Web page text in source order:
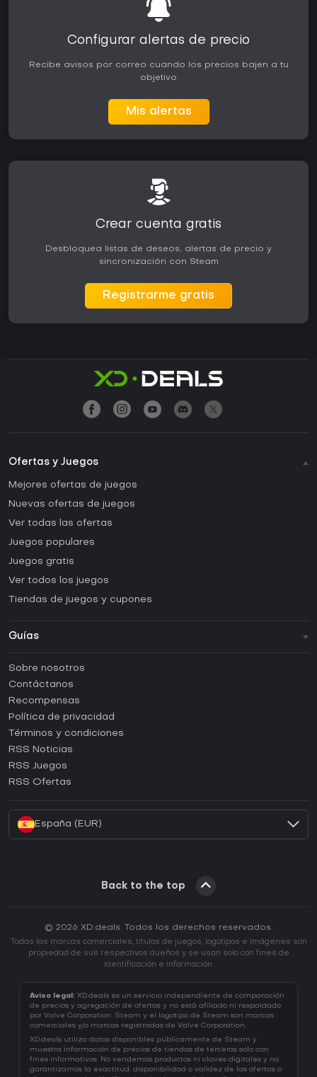
Configurar alertas de precio
Recibe avisos por correo cuando los precios bajen a tu
objetivo
Mis alertas
Crear cuenta gratis
Desbloquea listas de deseos, alertas de precio y
sincronización con Steam
Registrarme gratis
Ofertas y Juegos
Mejores ofertas de juegos
Nuevas ofertas de juegos
Ver todas las ofertas
Juegos populares
Juegos gratis
Ver todos los juegos
Tiendas de juegos y cupones
Guías
Guías y tutoriales
¿Cómo activar una CD Key de Steam?
¿Cómo activar una CD Key de Epic Games?
¿Cómo activar una CD Key de GOG?
¿Cómo activar una CD Key de Ubisoft Connect?
Sobre nosotros
Contáctanos
Recompensas
Política de privacidad
Términos y condiciones
RSS Noticias
RSS Juegos
RSS Ofertas
España (EUR)
Back to the top
© 2026 XD.deals. Todos los derechos reservados.
Todas las marcas comerciales, títulos de juegos, logotipos e imágenes son
propiedad de sus respectivos dueños y se usan solo con fines de
identificación e información.
Aviso legal: XD.deals es un servicio independiente de comparación
de precios y agregación de ofertas y no está afiliado ni respaldado
por Valve Corporation. Steam y el logotipo de Steam son marcas
comerciales y/o marcas registradas de Valve Corporation.
XD.deals utiliza datos disponibles públicamente de Steam y
muestra información de precios de tiendas de terceros solo con
fines informativos. No vendemos productos ni claves digitales y no
garantizamos la exactitud, disponibilidad o validez de las ofertas o